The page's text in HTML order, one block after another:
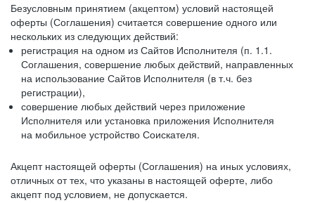
Безусловным принятием (акцептом) условий настоящей
оферты (Соглашения) считается совершение одного или
нескольких из следующих действий:
регистрация на одном из Сайтов Исполнителя (п. 1.1.
Соглашения, совершение любых действий, направленных
на использование Сайтов Исполнителя (в т.ч. без
регистрации),
совершение любых действий через приложение
Исполнителя или установка приложения Исполнителя
на мобильное устройство Соискателя.
Акцепт настоящей оферты (Соглашения) на иных условиях,
отличных от тех, что указаны в настоящей оферте, либо
акцепт под условием, не допускается.